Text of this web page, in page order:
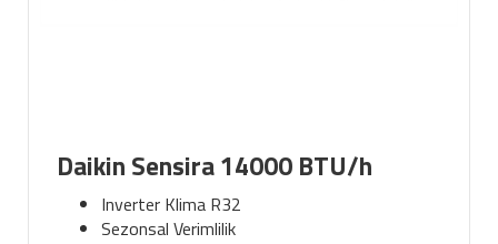
Daikin Sensira 14000 BTU/h
Inverter Klima R32
Sezonsal Verimlilik